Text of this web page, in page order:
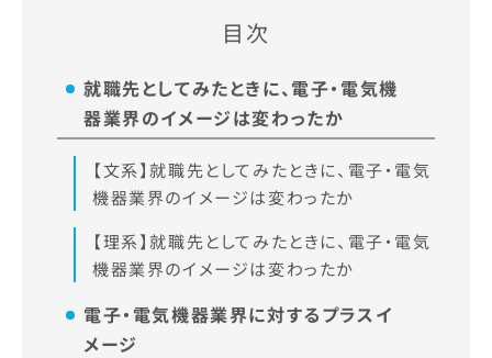
目次
就職先としてみたときに、電子・電気機
器業界のイメージは変わったか
【文系】就職先としてみたときに、電子・電気
機器業界のイメージは変わったか
【理系】就職先としてみたときに、電子・電気
機器業界のイメージは変わったか
電子・電気機器業界に対するプラスイ
メージ